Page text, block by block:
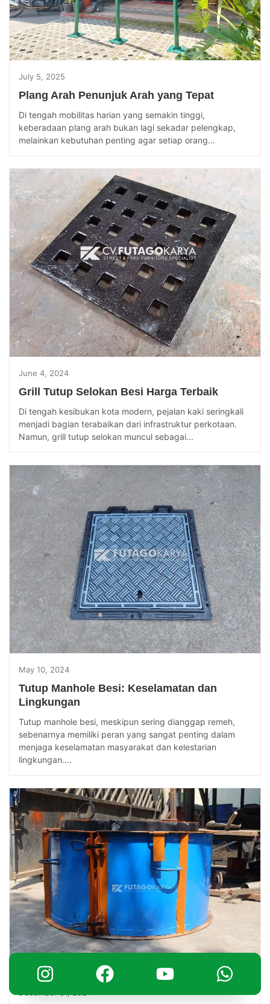
July 5, 2025
Plang Arah Penunjuk Arah yang Tepat
Di tengah mobilitas harian yang semakin tinggi,
keberadaan plang arah bukan lagi sekadar pelengkap,
melainkan kebutuhan penting agar setiap orang...
June 4, 2024
Grill Tutup Selokan Besi Harga Terbaik
Di tengah kesibukan kota modern, pejalan kaki seringkali
menjadi bagian terabaikan dari infrastruktur perkotaan.
Namun, grill tutup selokan muncul sebagai...
May 10, 2024
Tutup Manhole Besi: Keselamatan dan
Lingkungan
Tutup manhole besi, meskipun sering dianggap remeh,
sebenarnya memiliki peran yang sangat penting dalam
menjaga keselamatan masyarakat dan kelestarian
lingkungan....